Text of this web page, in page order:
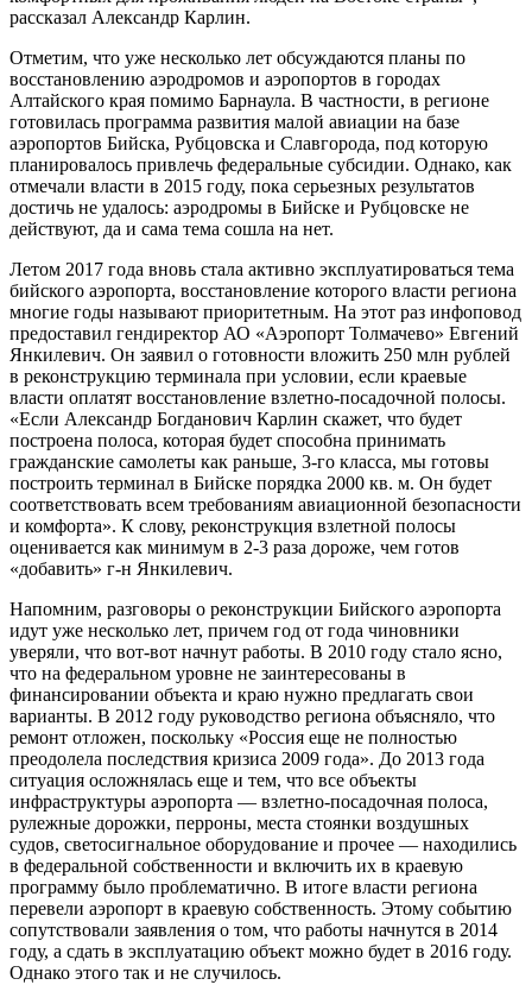
рассказал Александр Карлин.
Отметим, что уже несколько лет обсуждаются планы по
восстановлению аэродромов и аэропортов в городах
Алтайского края помимо Барнаула. В частности, в регионе
готовилась программа развития малой авиации на базе
аэропортов Бийска, Рубцовска и Славгорода, под которую
планировалось привлечь федеральные субсидии. Однако, как
отмечали власти в 2015 году, пока серьезных результатов
достичь не удалось: аэродромы в Бийске и Рубцовске не
действуют, да и сама тема сошла на нет.
Летом 2017 года вновь стала активно эксплуатироваться тема
бийского аэропорта, восстановление которого власти региона
многие годы называют приоритетным. На этот раз инфоповод
предоставил гендиректор АО «Аэропорт Толмачево» Евгений
Янкилевич. Он заявил о готовности вложить 250 млн рублей
в реконструкцию терминала при условии, если краевые
власти оплатят восстановление взлетно-посадочной полосы.
«Если Александр Богданович Карлин скажет, что будет
построена полоса, которая будет способна принимать
гражданские самолеты как раньше, 3-го класса, мы готовы
построить терминал в Бийске порядка 2000 кв. м. Он будет
соответствовать всем требованиям авиационной безопасности
и комфорта». К слову, реконструкция взлетной полосы
оценивается как минимум в 2-3 раза дороже, чем готов
«добавить» г-н Янкилевич.
Напомним, разговоры о реконструкции Бийского аэропорта
идут уже несколько лет, причем год от года чиновники
уверяли, что вот-вот начнут работы. В 2010 году стало ясно,
что на федеральном уровне не заинтересованы в
финансировании объекта и краю нужно предлагать свои
варианты. В 2012 году руководство региона объясняло, что
ремонт отложен, поскольку «Россия еще не полностью
преодолела последствия кризиса 2009 года». До 2013 года
ситуация осложнялась еще и тем, что все объекты
инфраструктуры аэропорта — взлетно-посадочная полоса,
рулежные дорожки, перроны, места стоянки воздушных
судов, светосигнальное оборудование и прочее — находились
в федеральной собственности и включить их в краевую
программу было проблематично. В итоге власти региона
перевели аэропорт в краевую собственность. Этому событию
сопутствовали заявления о том, что работы начнутся в 2014
году, а сдать в эксплуатацию объект можно будет в 2016 году.
Однако этого так и не случилось.